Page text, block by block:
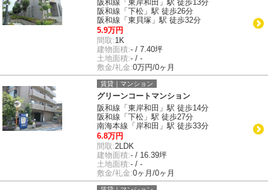
阪和線「東岸和田」駅 徒歩13分
阪和線「下松」駅 徒歩26分
阪和線「東貝塚」駅 徒歩32分
5.9万円
間取:1K
建物面積:- / 7.40坪
土地面積:- / -
敷金/礼金:0万円/0ヶ月
賃貸｜マンション
グリーンコートマンション
阪和線「東岸和田」駅 徒歩14分
阪和線「下松」駅 徒歩27分
南海本線「岸和田」駅 徒歩33分
6.8万円
間取:2LDK
建物面積:- / 16.39坪
土地面積:- / -
敷金/礼金:0ヶ月/0ヶ月